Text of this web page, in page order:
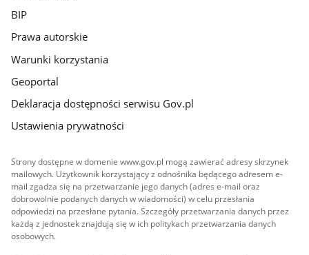
BIP
Prawa autorskie
Warunki korzystania
Geoportal
Deklaracja dostępności serwisu Gov.pl
Ustawienia prywatności
Strony dostępne w domenie www.gov.pl mogą zawierać adresy skrzynek
mailowych. Użytkownik korzystający z odnośnika będącego adresem e-
mail zgadza się na przetwarzanie jego danych (adres e-mail oraz
dobrowolnie podanych danych w wiadomości) w celu przesłania
odpowiedzi na przesłane pytania. Szczegóły przetwarzania danych przez
każdą z jednostek znajdują się w ich politykach przetwarzania danych
osobowych.